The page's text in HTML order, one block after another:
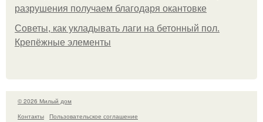
разрушения получаем благодаря окантовке
Советы, как укладывать лаги на бетонный пол.
Крепёжные элементы
© 2026 Милый дом
Контакты
Пользовательское соглашение